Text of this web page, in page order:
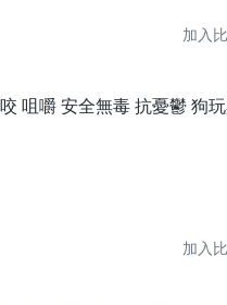
加入
咀嚼 安全無毒 抗憂鬱 狗
加入